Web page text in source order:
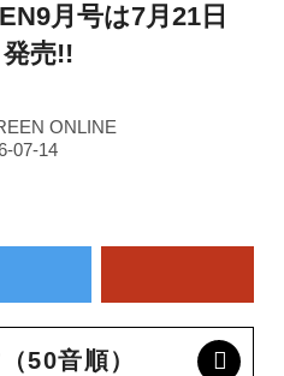
月号は7月21日
発売!!
ONLINE
50音順）